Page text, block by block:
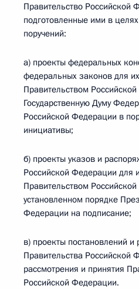
Правительство Российской
подготовленные ими в
поручений:
а) проекты федеральных
федеральных законов для
Правительством
Государственную Думу
Российской Федерации в
инициативы;
б) проекты указов и
Российской Федерации для
Правительством
установленном порядке
Федерации на подписание;
в) проекты постановлений и
Правительства Российской
рассмотрения и принятия
Российской Федерации.